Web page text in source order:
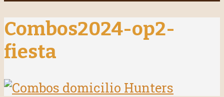
Combos2024-op2-
fiesta